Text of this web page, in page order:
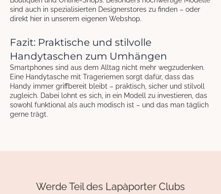
sind auch in spezialisierten Designerstores zu finden – oder
direkt hier in unserem eigenen Webshop.
Fazit: Praktische und stilvolle
Handytaschen zum Umhängen
Smartphones sind aus dem Alltag nicht mehr wegzudenken.
Eine Handytasche mit Trageriemen sorgt dafür, dass das
Handy immer griffbereit bleibt – praktisch, sicher und stilvoll
zugleich. Dabei lohnt es sich, in ein Modell zu investieren, das
sowohl funktional als auch modisch ist – und das man täglich
gerne trägt.
Werde Teil des Lapàporter Clubs